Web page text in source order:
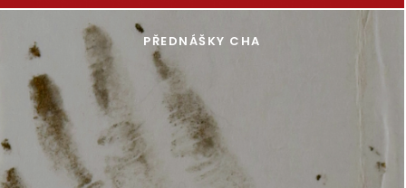
PŘEDNÁŠKY CHA